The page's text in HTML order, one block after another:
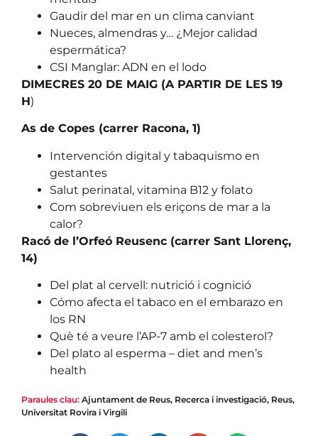
Gaudir del mar en un clima canviant
Nueces, almendras y… ¿Mejor calidad
espermática?
CSI Manglar: ADN en el lodo
DIMECRES 20 DE MAIG (A PARTIR DE LES 19
H)
As de Copes (carrer Racona, 1)
Intervención digital y tabaquismo en
gestantes
Salut perinatal, vitamina B12 y folato
Com sobreviuen els eriçons de mar a la
calor?
Racó de l’Orfeó Reusenc (carrer Sant Llorenç,
14)
Del plat al cervell: nutrició i cognició
Cómo afecta el tabaco en el embarazo en
los RN
Què té a veure l’AP-7 amb el colesterol?
Del plato al esperma – diet and men’s
health
Paraules clau: Ajuntament de Reus, Recerca i investigació, Reus,
Universitat Rovira i Virgili